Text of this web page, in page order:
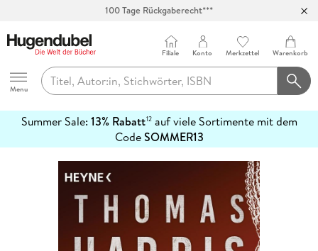
100 Tage Rückgaberecht***
Hugendubel
Menu
Filiale Konto Merkzettel Warenkorb
Summer Sale: 13% Rabatt12auf viele Sortimente mit dem
CodeSOMMER13
erfahren